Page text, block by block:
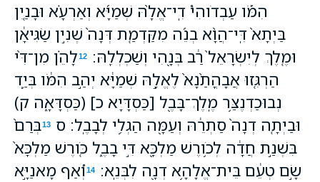
הִמֹּ֡ו עַבְדֹוהִי֩ דִֽי־אֱלָ֨הּ שְׁמַיָּ֜א וְאַרְעָ֗א וּבָנַ֤יִן
בַּיְתָא֙ דִּֽי־הֲוָ֨א בְנֵ֜ה מִקַּדְמַ֤ת דְּנָה֙ שְׁנִ֣ין שַׂגִּיאָ֔ן
וּמֶ֤לֶךְ לְיִשְׂרָאֵל֙ רַ֔ב בְּנָ֖הִי וְשַׁכְלְלֵֽהּ׃
12לָהֵ֗ן מִן־דִּ֨י
הַרְגִּ֤זוּ אֲבָהֳתַ֙נָא֙ לֶאֱלָ֣הּ שְׁמַיָּ֔א יְהַ֣ב הִמֹּ֔ו בְּיַ֛ד
נְבוּכַדְנֶצַּ֥ר מֶֽלֶךְ־בָּבֶ֖ל [כַּסְדָּיָא כ] (כַּסְדָּאָ֑ה ק)
וּבַיְתָ֤ה דְנָה֙ סַתְרֵ֔הּ וְעַמָּ֖ה הַגְלִ֥י לְבָבֶֽל׃ ס
13בְּרַם֙
בִּשְׁנַ֣ת חֲדָ֔ה לְכֹ֥ורֶשׁ מַלְכָּ֖א דִּ֣י בָבֶ֑ל כֹּ֤ורֶשׁ מַלְכָּא֙
שָׂ֣ם טְעֵ֔ם בֵּית־אֱלָהָ֥א דְנָ֖ה לִבְּנֵֽא׃
14וְ֠אַף מָאנַיָּ֣א